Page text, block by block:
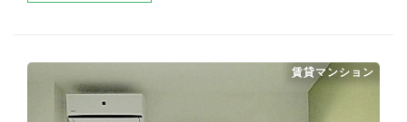
賃貸マンション